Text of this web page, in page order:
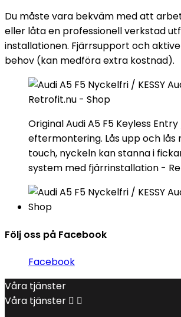
Du måste vara bekväm med att
eller låta en professionell verkstad
installationen. Fjärrsupport och
behov (kan medföra extra kostnad).
Original Audi A5 F5 Keyless Entry
eftermontering. Lås upp och lås
touch, nyckeln kan stanna i
system med fjärrinstallation -
Följ oss på Facebook
Facebook
Våra tjänster
Våra tjänster  